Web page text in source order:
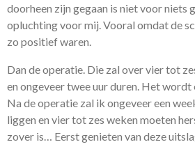
doorheen zijn gegaan is niet voor niets
opluchting voor mij. Vooral omdat de
zo positief waren.
Dan de operatie. Die zal over vier tot
en ongeveer twee uur duren. Het wordt
Na de operatie zal ik ongeveer een
liggen en vier tot zes weken moeten
zover is… Eerst genieten van deze